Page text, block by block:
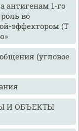
антигенам 1-го
во
эффектором (Т
(угловое
И ОБЪЕКТЫ